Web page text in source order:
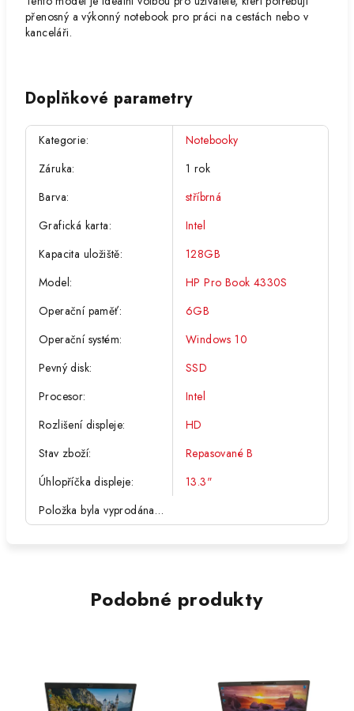
přenosný a výkonný notebook pro práci na cestách nebo v
kanceláři.
Doplňkové parametry
Kategorie:
Notebooky
Záruka:
1 rok
Barva:
stříbrná
Grafická karta:
Intel
Kapacita uložiště:
128GB
Model:
HP Pro Book 4330S
Operační paměť:
6GB
Operační systém:
Windows 10
Pevný disk:
SSD
Procesor:
Intel
Rozlišení displeje:
HD
Stav zboží:
Repasované B
Úhlopříčka displeje:
13.3"
Položka byla vyprodána…
Podobné produkty